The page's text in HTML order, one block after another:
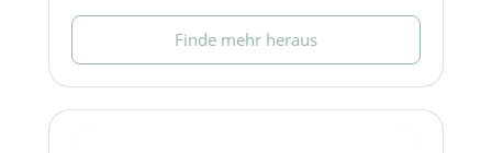
Finde mehr heraus